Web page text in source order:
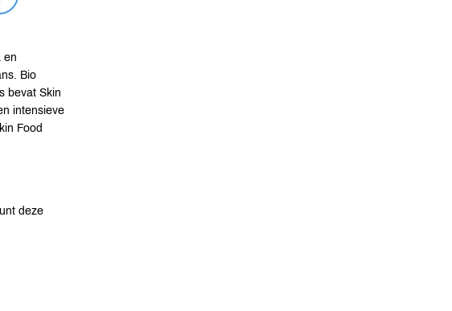
en
Bio
bevat Skin
intensieve
Food
deze